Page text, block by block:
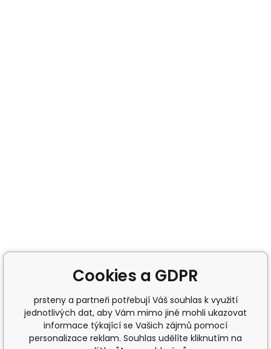
Cookies a GDPR
prsteny a partneři potřebují Váš souhlas k využití
jednotlivých dat, aby Vám mimo jiné mohli ukazovat
informace týkající se Vašich zájmů pomocí
personalizace reklam. Souhlas udělíte kliknutím na